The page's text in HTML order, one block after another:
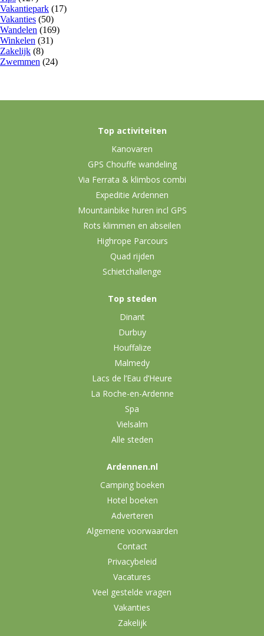
Vakantiepark (17)
Vakanties (50)
Wandelen (169)
Winkelen (31)
Zakelijk (8)
Zwemmen (24)
Top activiteiten
Kanovaren
GPS Chouffe wandeling
Via Ferrata & klimbos combi
Expeditie Ardennen
Mountainbike huren incl GPS
Rots klimmen en abseilen
Highrope Parcours
Quad rijden
Schietchallenge
Top steden
Dinant
Durbuy
Houffalize
Malmedy
Lacs de l’Eau d’Heure
La Roche-en-Ardenne
Spa
Vielsalm
Alle steden
Ardennen.nl
Camping boeken
Hotel boeken
Adverteren
Algemene voorwaarden
Contact
Privacybeleid
Vacatures
Veel gestelde vragen
Vakanties
Zakelijk